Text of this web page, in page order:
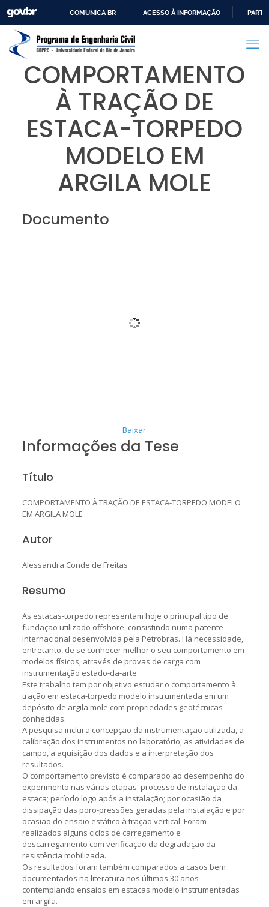
PARA
CONTEÚDO
COMUNICA BR ACESSO À INFORMAÇÃO
COMPORTAMENTO
À TRAÇÃO DE
ESTACA-TORPEDO
MODELO EM
ARGILA MOLE
Documento
Baixar
Informações da Tese
Título
COMPORTAMENTO À TRAÇÃO DE ESTACA-TORPEDO MODELO
EM ARGILA MOLE
Autor
Alessandra Conde de Freitas
Resumo
As estacas-torpedo representam hoje o principal tipo de
fundação utilizado offshore, consistindo numa patente
internacional desenvolvida pela Petrobras. Há necessidade,
entretanto, de se conhecer melhor o seu comportamento em
modelos físicos, através de provas de carga com
instrumentação estado-da-arte.
Este trabalho tem por objetivo estudar o comportamento à
tração em estaca-torpedo modelo instrumentada em um
depósito de argila mole com propriedades geotécnicas
conhecidas.
A pesquisa inclui a concepção da instrumentação utilizada, a
calibração dos instrumentos no laboratório, as atividades de
campo, a aquisição dos dados e a interpretação dos
resultados.
O comportamento previsto é comparado ao desempenho do
experimento nas várias etapas: processo de instalação da
estaca; período logo após a instalação; por ocasião da
dissipação das poro-pressões geradas pela instalação e por
ocasião do ensaio estático à tração vertical. Foram
realizados alguns ciclos de carregamento e
descarregamento com verificação da degradação da
resistência mobilizada.
Os resultados foram também comparados a casos bem
documentados na literatura nos últimos 30 anos
contemplando ensaios em estacas modelo instrumentadas
em argila.